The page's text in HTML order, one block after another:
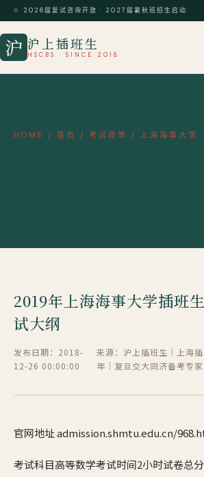
2026届复试咨询开放 · 2027届暑秋班招生启动
沪 沪上插班生
HSCBS · SINCE 2018
HOME / 首页 / 考试政策 / 上海海事大学
2019年上海海事大学插班
试大纲
发布日期：2018-
12-26 00:00:00
来源：沪上插班生｜上海
年｜复旦交大同济备考专家
官网地址 admission.shmtu.edu.cn/
考试科目高等数学考试时间2小时试卷总